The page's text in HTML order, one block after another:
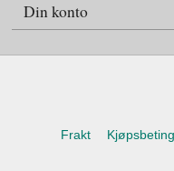
Din konto
Frakt